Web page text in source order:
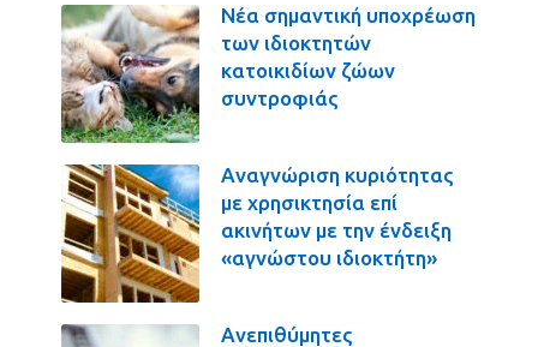
Νέα σημαντική υποχρέωση
των ιδιοκτητών
κατοικιδίων ζώων
συντροφιάς
Αναγνώριση κυριότητας
με χρησικτησία επί
ακινήτων με την ένδειξη
«αγνώστου ιδιοκτήτη»
Ανεπιθύμητες